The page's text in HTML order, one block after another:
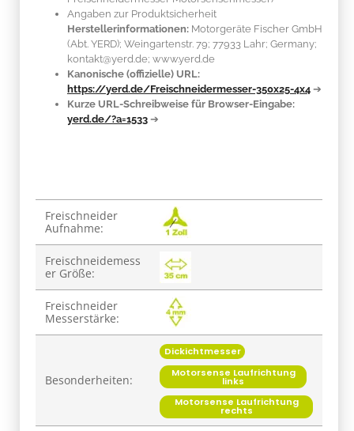
Angaben zur Produktsicherheit
Herstellerinformationen: Motorgeräte Fischer GmbH
(Abt. YERD); Weingartenstr. 79; 77933 Lahr; Germany;
kontakt@yerd.de; www.yerd.de
Kanonische (offizielle) URL:
https://yerd.de/Freischneidermesser-350x25-4x4 ➔
Kurze URL-Schreibweise für Browser-Eingabe:
yerd.de/?a=1533 ➔
Produkteigenschaft
Wert
Freischneider
Aufnahme:
Freischneidemess
er Größe:
Freischneider
Messerstärke:
Besonderheiten:
Dickichtmesser
Motorsense Laufrichtung
links
Motorsense Laufrichtung
rechts